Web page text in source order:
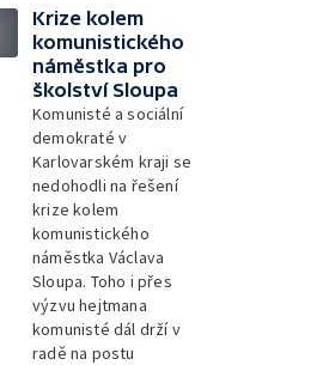
Krize kolem
komunistického
náměstka pro
školství Sloupa
Komunisté a sociální
demokraté v
Karlovarském kraji se
nedohodli na řešení
krize kolem
komunistického
náměstka Václava
Sloupa. Toho i přes
výzvu hejtmana
komunisté dál drží v
radě na postu